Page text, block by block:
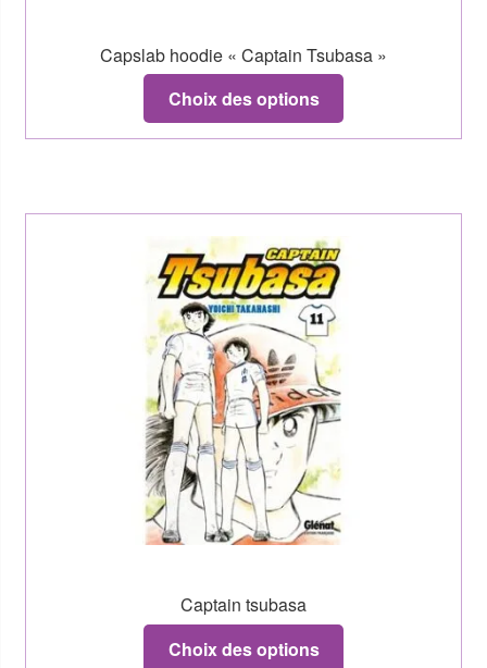
Capslab hoodie « Captain Tsubasa »
Choix des options
Captain tsubasa
Choix des options